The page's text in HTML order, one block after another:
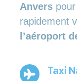
Anvers
rapidement
l’aéroport
Taxi